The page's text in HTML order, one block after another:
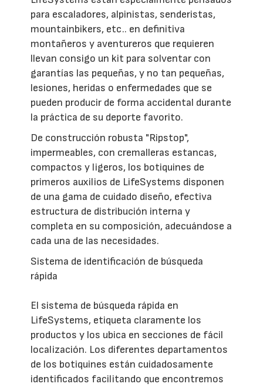
para escaladores, alpinistas, senderistas,
mountainbikers, etc.. en definitiva
montañeros y aventureros que requieren
llevan consigo un kit para solventar con
garantías las pequeñas, y no tan pequeñas,
lesiones, heridas o enfermedades que se
pueden producir de forma accidental durante
la práctica de su deporte favorito.
De construcción robusta "Ripstop",
impermeables, con cremalleras estancas,
compactos y ligeros, los botiquines de
primeros auxilios de LifeSystems disponen
de una gama de cuidado diseño, efectiva
estructura de distribución interna y
completa en su composición, adecuándose a
cada una de las necesidades.
Sistema de identificación de búsqueda
rápida
El sistema de búsqueda rápida en
LifeSystems, etiqueta claramente los
productos y los ubica en secciones de fácil
localización. Los diferentes departamentos
de los botiquines están cuidadosamente
identificados facilitando que encontremos